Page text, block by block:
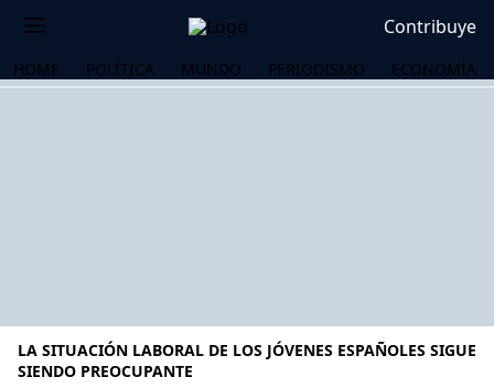
Contribuye
HOME POLÍTICA MUNDO PERIODISMO ECONOMÍA
LA SITUACIÓN LABORAL DE LOS JÓVENES ESPAÑOLES SIGUE
SIENDO PREOCUPANTE